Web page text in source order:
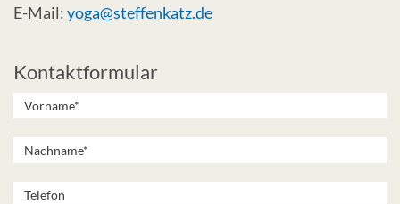
E-Mail:yoga@steffenkatz.de
Kontaktformular